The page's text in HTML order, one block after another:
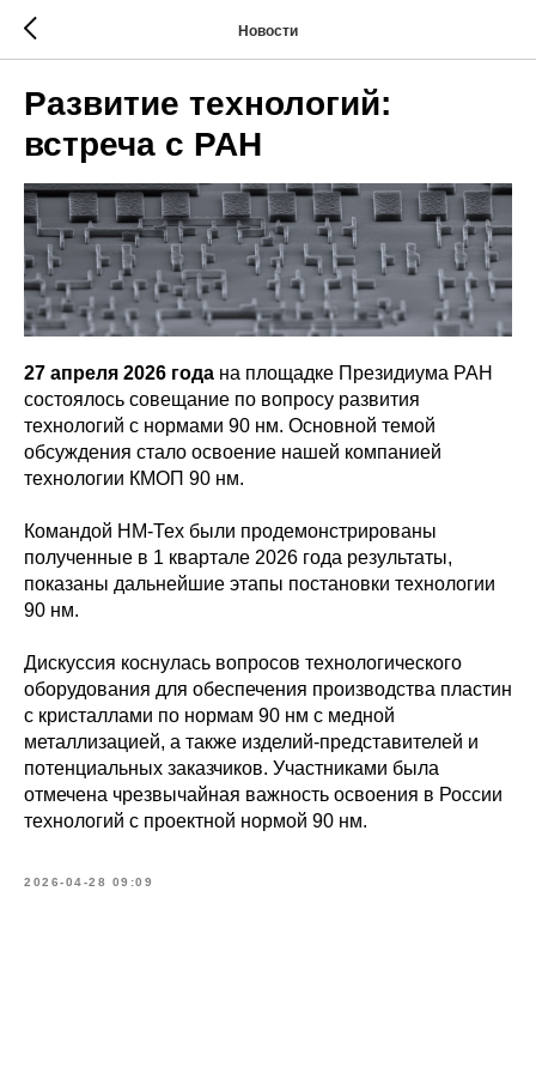
Новости
Развитие технологий:
встреча с РАН
27 апреля 2026 года на площадке Президиума РАН
состоялось совещание по вопросу развития
технологий с нормами 90 нм. Основной темой
обсуждения стало освоение нашей компанией
технологии КМОП 90 нм.
Командой НМ-Тех были продемонстрированы
полученные в 1 квартале 2026 года результаты,
показаны дальнейшие этапы постановки технологии
90 нм.
Дискуссия коснулась вопросов технологического
оборудования для обеспечения производства пластин
с кристаллами по нормам 90 нм с медной
металлизацией, а также изделий-представителей и
потенциальных заказчиков. Участниками была
отмечена чрезвычайная важность освоения в России
технологий с проектной нормой 90 нм.
2026-04-28 09:09